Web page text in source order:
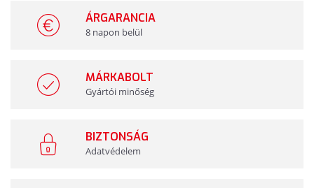
ÁRGARANCIA
8 napon belül
MÁRKABOLT
Gyártói minőség
BIZTONSÁG
Adatvédelem